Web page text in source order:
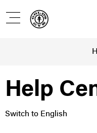
Help
Switch to English